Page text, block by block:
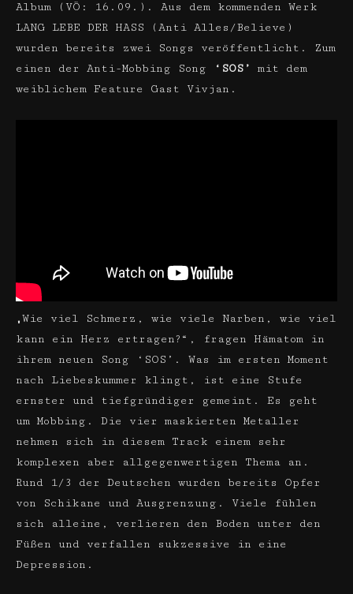
Album (VÖ: 16.09.). Aus dem kommenden Werk
LANG LEBE DER HASS
(Anti Alles/Believe)
wurden bereits zwei Songs veröffentlicht. Zum
einen der Anti-Mobbing Song
‘SOS’
mit dem
weiblichem Feature Gast Vivjan.
„Wie viel Schmerz, wie viele Narben, wie viel
kann ein Herz ertragen?“, fragen Hämatom in
ihrem neuen Song ‘SOS’. Was im ersten Moment
nach Liebeskummer klingt, ist eine Stufe
ernster und tiefgründiger gemeint. Es geht
um Mobbing. Die vier maskierten Metaller
nehmen sich in diesem Track einem sehr
komplexen aber allgegenwertigen Thema an.
Rund 1/3 der Deutschen wurden bereits Opfer
von Schikane und Ausgrenzung. Viele fühlen
sich alleine, verlieren den Boden unter den
Füßen und verfallen sukzessive in eine
Depression.